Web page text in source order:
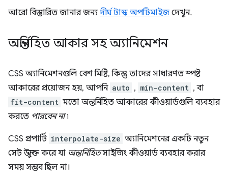
আরো বিস্তারিত জানার জন্য দীর্ঘ টাস্ক অপটিমাইজ দেখুন.
অন্তর্নিহিত আকার সহ অ্যানিমেশন
CSS অ্যানিমেশনগুলি বেশ মিষ্টি, কিন্তু তাদের সাধারণত স্পষ্ট
আকারের প্রয়োজন হয়, আপনি auto , min-content , বা
fit-content মতো অন্তর্নিহিত আকারের কীওয়ার্ডগুলি ব্যবহার
করতে পারবেন না৷
CSS প্রপার্টি interpolate-size অ্যানিমেশনের একটি নতুন
সেট উন্মুক্ত করে যা অন্তর্নিহিতসাইজিং কীওয়ার্ড ব্যবহার করার
সময় সম্ভব ছিল না।